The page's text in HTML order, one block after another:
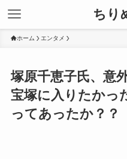
ちり
ホーム エンタメ
塚原千恵子氏、意
宝塚に入りたかっ
ってあったか？？